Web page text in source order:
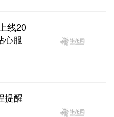
线20
心服
提醒